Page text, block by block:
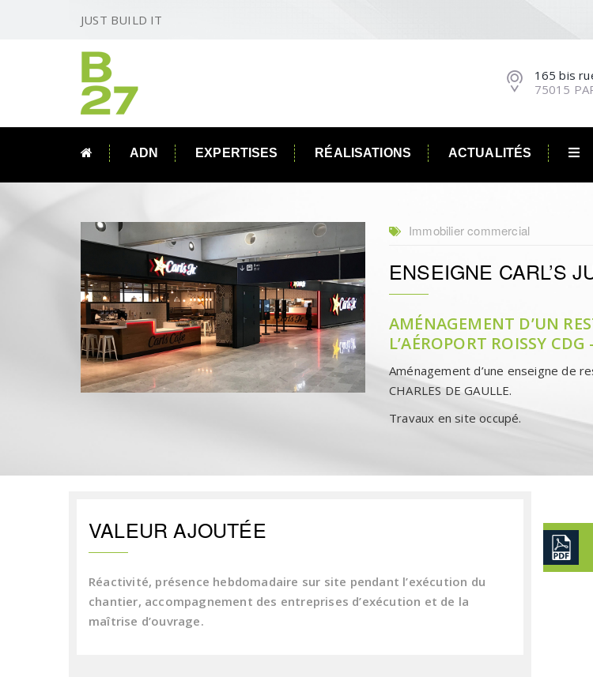
JUST BUILD IT
165 bis
75015
ADN EXPERTISES RÉALISATIONS ACTUALITÉS
Immobilier commercial
ENSEIGNE CARL’S
AMÉNAGEMENT D’UN
L’AÉROPORT ROISSY
Aménagement d’une enseigne de
CHARLES DE GAULLE.
Travaux en site occupé.
VALEUR AJOUTÉE
Réactivité, présence hebdomadaire sur site pendant l’exécution du
chantier, accompagnement des entreprises d’exécution et de la
maîtrise d’ouvrage.